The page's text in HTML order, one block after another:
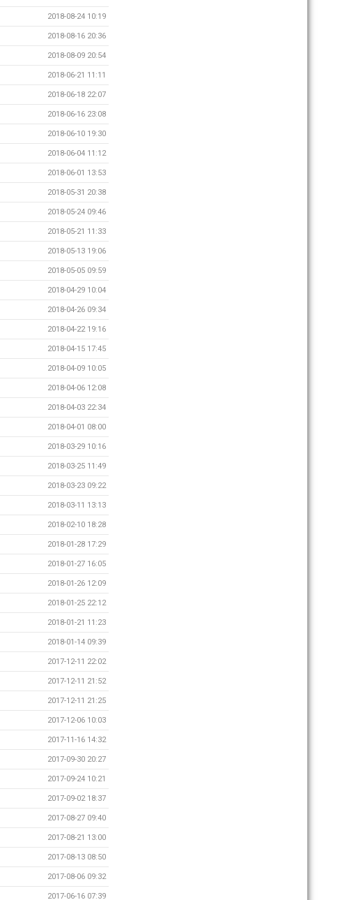
2018-08-24 10:19
2018-08-16 20:36
2018-08-09 20:54
2018-06-21 11:11
2018-06-18 22:07
2018-06-16 23:08
2018-06-10 19:30
2018-06-04 11:12
2018-06-01 13:53
2018-05-31 20:38
2018-05-24 09:46
2018-05-21 11:33
2018-05-13 19:06
2018-05-05 09:59
2018-04-29 10:04
2018-04-26 09:34
2018-04-22 19:16
2018-04-15 17:45
2018-04-09 10:05
2018-04-06 12:08
2018-04-03 22:34
2018-04-01 08:00
2018-03-29 10:16
2018-03-25 11:49
2018-03-23 09:22
2018-03-11 13:13
2018-02-10 18:28
2018-01-28 17:29
2018-01-27 16:05
2018-01-26 12:09
2018-01-25 22:12
2018-01-21 11:23
2018-01-14 09:39
2017-12-11 22:02
2017-12-11 21:52
2017-12-11 21:25
2017-12-06 10:03
2017-11-16 14:32
2017-09-30 20:27
2017-09-24 10:21
2017-09-02 18:37
2017-08-27 09:40
2017-08-21 13:00
2017-08-13 08:50
2017-08-06 09:32
2017-06-16 07:39